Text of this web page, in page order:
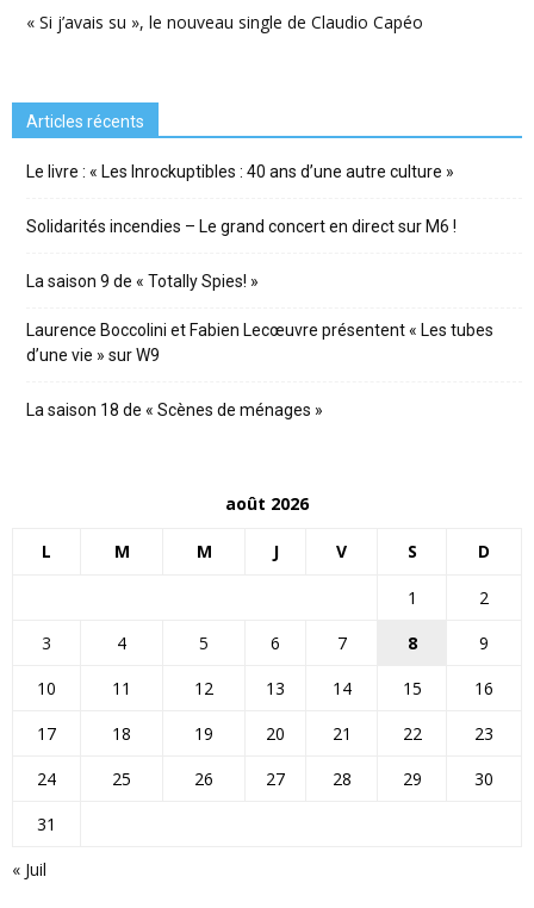
« Si j’avais su », le nouveau single de Claudio Capéo
Articles récents
Le livre : « Les Inrockuptibles : 40 ans d’une autre culture »
Solidarités incendies – Le grand concert en direct sur M6 !
La saison 9 de « Totally Spies! »
Laurence Boccolini et Fabien Lecœuvre présentent « Les tubes
d’une vie » sur W9
La saison 18 de « Scènes de ménages »
août 2026
L M M J V S D
« Juil
1
2
3
4 5 6 7 8
9
10
11 12 13 14 15
16
17
18 19 20 21 22
23
24
25 26 27 28 29
30
31